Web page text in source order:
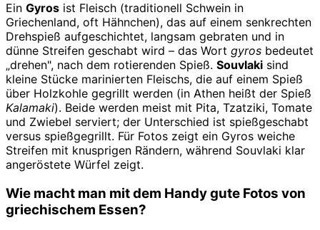
Ein Gyros ist Fleisch (traditionell Schwein in
Griechenland, oft Hähnchen), das auf einem senkrechten
Drehspieß aufgeschichtet, langsam gebraten und in
dünne Streifen geschabt wird – das Wort gyros bedeutet
„drehen", nach dem rotierenden Spieß. Souvlaki sind
kleine Stücke marinierten Fleischs, die auf einem Spieß
über Holzkohle gegrillt werden (in Athen heißt der Spieß
Kalamaki). Beide werden meist mit Pita, Tzatziki, Tomate
und Zwiebel serviert; der Unterschied ist spießgeschabt
versus spießgegrillt. Für Fotos zeigt ein Gyros weiche
Streifen mit knusprigen Rändern, während Souvlaki klar
angeröstete Würfel zeigt.
Wie macht man mit dem Handy gute Fotos von
griechischem Essen?